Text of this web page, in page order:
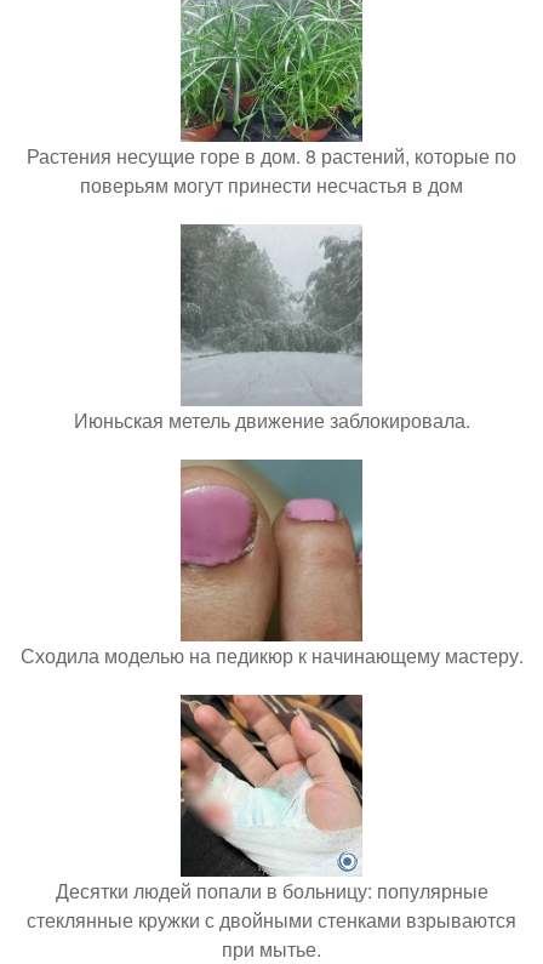
Растения несущие горе в дом. 8 растений, которые по
поверьям могут принести несчастья в дом
Июньская метель движение заблокировала.
Сходила моделью на педикюр к начинающему мастеру.
Десятки людей попали в больницу: популярные
стеклянные кружки с двойными стенками взрываются
при мытье.